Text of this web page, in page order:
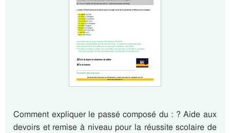
Comment expliquer le passé composé du : ? Aide aux
devoirs et remise à niveau pour la réussite scolaire de